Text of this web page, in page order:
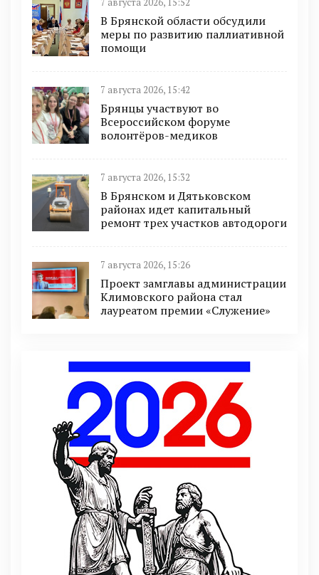
В Брянской области обсудили
меры по развитию паллиативной
помощи
7 августа 2026, 15:42
Брянцы участвуют во
Всероссийском форуме
волонтёров-медиков
7 августа 2026, 15:32
В Брянском и Дятьковском
районах идет капитальный
ремонт трех участков автодороги
7 августа 2026, 15:26
Проект замглавы администрации
Климовского района стал
лауреатом премии «Служение»